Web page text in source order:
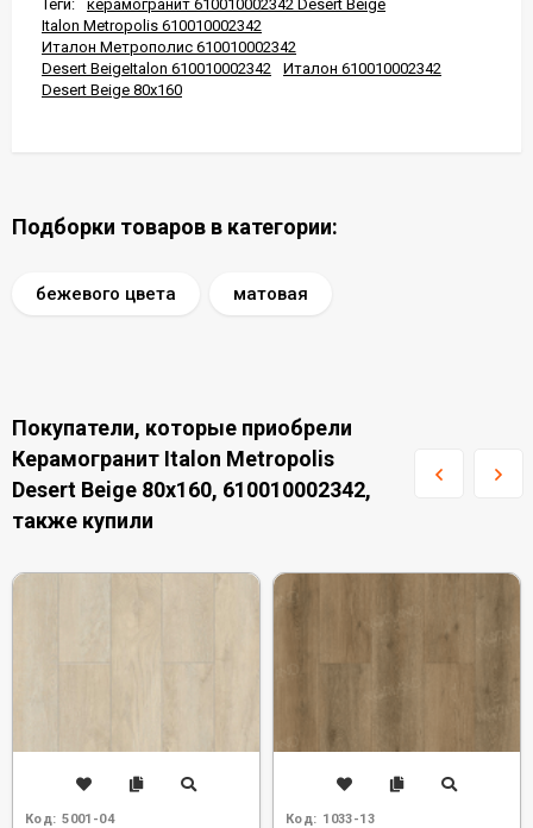
Теги:
керамогранит 610010002342 Desert Beige
Italon Metropolis 610010002342
Италон Метрополис 610010002342
Desert BeigeItalon 610010002342
Италон 610010002342
Desert Beige 80x160
Подборки товаров в категории:
бежевого цвета матовая
Покупатели, которые приобрели
Керамогранит Italon Metropolis
Desert Beige 80x160, 610010002342,
также купили
Код: 5001-04 Код: 1033-13